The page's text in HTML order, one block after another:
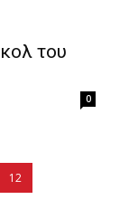
του
0
12